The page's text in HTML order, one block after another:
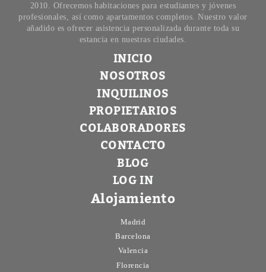
2010. Ofrecemos habitaciones para estudiantes y jóvenes
profesionales, así como apartamentos completos. Nuestro valor
añadido es ofrecer asistencia personalizada durante toda su
estancia en nuestras ciudades.
INICIO
NOSOTROS
INQUILINOS
PROPIETARIOS
COLABORADORES
CONTACTO
BLOG
LOG IN
Alojamiento
Madrid
Barcelona
Valencia
Florencia